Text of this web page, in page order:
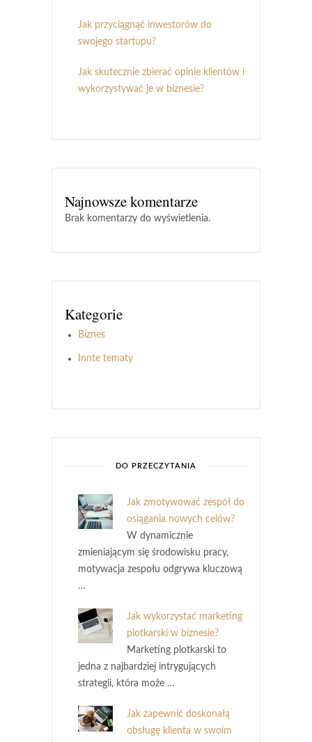
Jak przyciągnąć inwestorów do
swojego startupu?
Jak skutecznie zbierać opinie klientów i
wykorzystywać je w biznesie?
Najnowsze komentarze
Brak komentarzy do wyświetlenia.
Kategorie
Biznes
Innte tematy
DO PRZECZYTANIA
Jak zmotywować zespół do
osiągania nowych celów?
W dynamicznie
zmieniającym się środowisku pracy,
motywacja zespołu odgrywa kluczową
…
Jak wykorzystać marketing
plotkarski w biznesie?
Marketing plotkarski to
jedna z najbardziej intrygujących
strategii, która może …
Jak zapewnić doskonałą
obsługę klienta w swoim